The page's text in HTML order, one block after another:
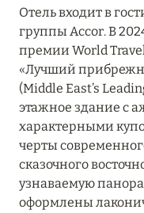
УММ-
ЭЛЬ-
Отель входит в
группы Accor. В
премии World
«Лучший
(Middle East’s
этажное здание с
характерными
черты
сказочного
узнаваемую
оформлены